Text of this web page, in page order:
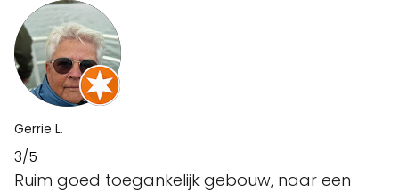
Gerrie L.
3/5
Ruim goed toegankelijk gebouw, naar een